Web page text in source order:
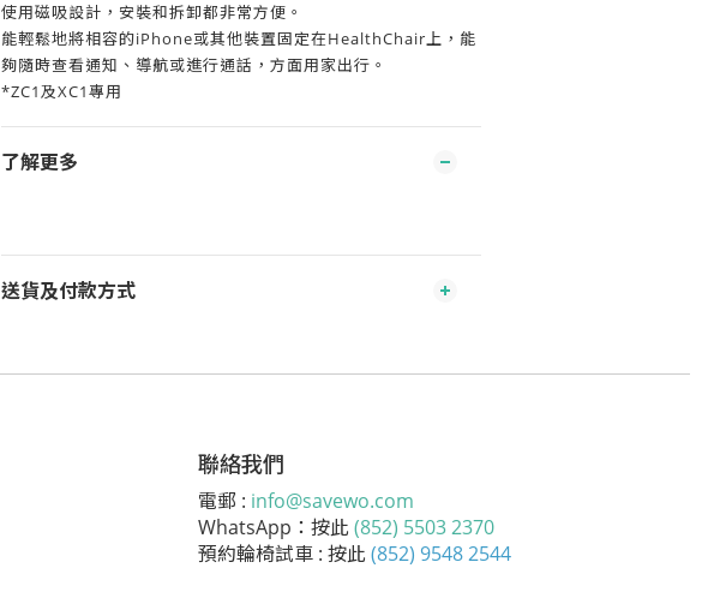
使用磁吸設計，安裝和拆卸都非常方便。
能輕鬆地將相容的iPhone或其他裝置固定在HealthChair上，能
夠隨時查看通知、導航或進行通話，方面用家出行。
*ZC1及XC1專用
了解更多
送貨及付款方式
聯絡我們
電郵 : info@savewo.com
WhatsApp：按此 (852) 5503 2370
預約輪椅試車 : 按此 (852) 9548 2544